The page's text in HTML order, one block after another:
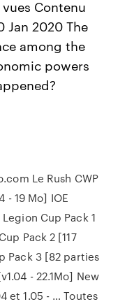
Contenu
Jan 2020 The
among the
powers
Le Rush CWP
- 19 Mo] IOE
Cup Pack 1
Pack 2 [117
Pack 3 [82 parties
- 22.1Mo] New
et 1.05 - … Toutes